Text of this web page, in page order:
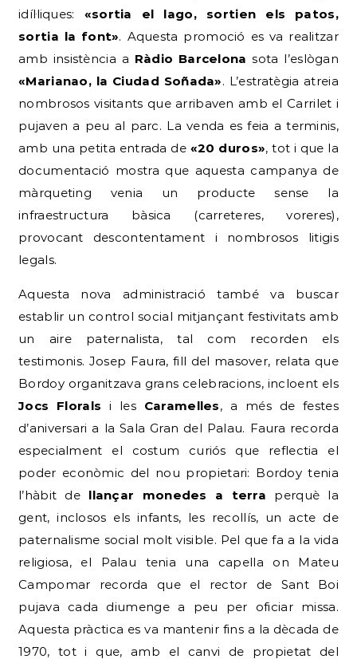
idíl·liques: «sortia el lago, sortien els patos,
sortia la font». Aquesta promoció es va realitzar
amb insistència a Ràdio Barcelona sota l’eslògan
«Marianao, la Ciudad Soñada». L’estratègia atreia
nombrosos visitants que arribaven amb el Carrilet i
pujaven a peu al parc. La venda es feia a terminis,
amb una petita entrada de «20 duros», tot i que la
documentació mostra que aquesta campanya de
màrqueting venia un producte sense la
infraestructura bàsica (carreteres, voreres),
provocant descontentament i nombrosos litigis
legals.
Aquesta nova administració també va buscar
establir un control social mitjançant festivitats amb
un aire paternalista, tal com recorden els
testimonis. Josep Faura, fill del masover, relata que
Bordoy organitzava grans celebracions, incloent els
Jocs Florals i les Caramelles, a més de festes
d’aniversari a la Sala Gran del Palau. Faura recorda
especialment el costum curiós que reflectia el
poder econòmic del nou propietari: Bordoy tenia
l’hàbit de llançar monedes a terra perquè la
gent, inclosos els infants, les recollís, un acte de
paternalisme social molt visible. Pel que fa a la vida
religiosa, el Palau tenia una capella on Mateu
Campomar recorda que el rector de Sant Boi
pujava cada diumenge a peu per oficiar missa.
Aquesta pràctica es va mantenir fins a la dècada de
1970, tot i que, amb el canvi de propietat del